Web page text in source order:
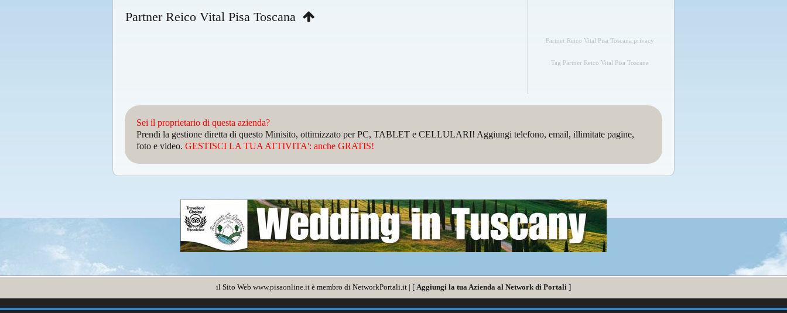
Partner Reico Vital Pisa Toscana
Partner Reico Vital Pisa Toscana privacy
Tag Partner Reico Vital Pisa Toscana
Sei il proprietario di questa azienda?
Prendi la gestione diretta di questo Minisito, ottimizzato per PC, TABLET e CELLULARI! Aggiungi telefono, email, illimitate pagine,
foto e video. GESTISCI LA TUA ATTIVITA': anche GRATIS!
il Sito Web www.pisaonline.it è membro di NetworkPortali.it | [ Aggiungi la tua Azienda al Network di Portali ]